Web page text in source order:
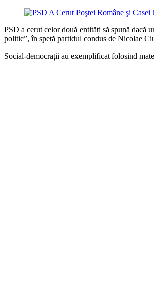
PSD a cerut celor două entități să spună dacă
politic”, în speță partidul condus de Nicolae
Social-democrații au exemplificat folosind